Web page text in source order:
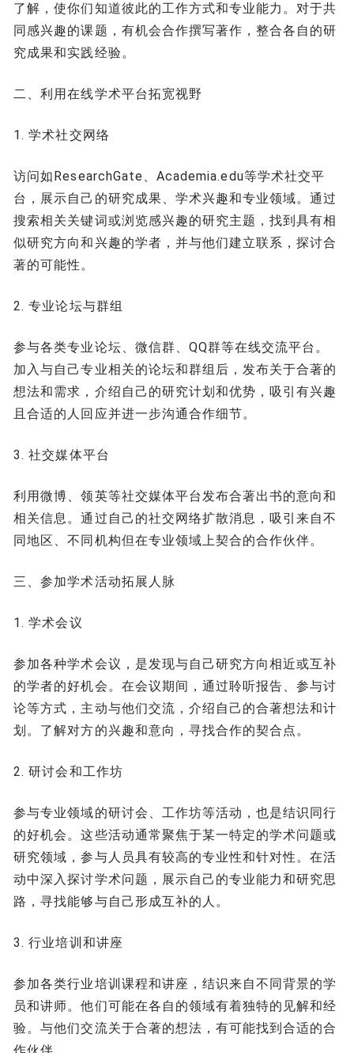
了解，使你们知道彼此的工作方式和专业能力。对于共
同感兴趣的课题，有机会合作撰写著作，整合各自的研
究成果和实践经验。
二、利用在线学术平台拓宽视野
1. 学术社交网络
访问如ResearchGate、Academia.edu等学术社交平
台，展示自己的研究成果、学术兴趣和专业领域。通过
搜索相关关键词或浏览感兴趣的研究主题，找到具有相
似研究方向和兴趣的学者，并与他们建立联系，探讨合
著的可能性。
2. 专业论坛与群组
参与各类专业论坛、微信群、QQ群等在线交流平台。
加入与自己专业相关的论坛和群组后，发布关于合著的
想法和需求，介绍自己的研究计划和优势，吸引有兴趣
且合适的人回应并进一步沟通合作细节。
3. 社交媒体平台
利用微博、领英等社交媒体平台发布合著出书的意向和
相关信息。通过自己的社交网络扩散消息，吸引来自不
同地区、不同机构但在专业领域上契合的合作伙伴。
三、参加学术活动拓展人脉
1. 学术会议
参加各种学术会议，是发现与自己研究方向相近或互补
的学者的好机会。在会议期间，通过聆听报告、参与讨
论等方式，主动与他们交流，介绍自己的合著想法和计
划。了解对方的兴趣和意向，寻找合作的契合点。
2. 研讨会和工作坊
参与专业领域的研讨会、工作坊等活动，也是结识同行
的好机会。这些活动通常聚焦于某一特定的学术问题或
研究领域，参与人员具有较高的专业性和针对性。在活
动中深入探讨学术问题，展示自己的专业能力和研究思
路，寻找能够与自己形成互补的人。
3. 行业培训和讲座
参加各类行业培训课程和讲座，结识来自不同背景的学
员和讲师。他们可能在各自的领域有着独特的见解和经
验。与他们交流关于合著的想法，有可能找到合适的合